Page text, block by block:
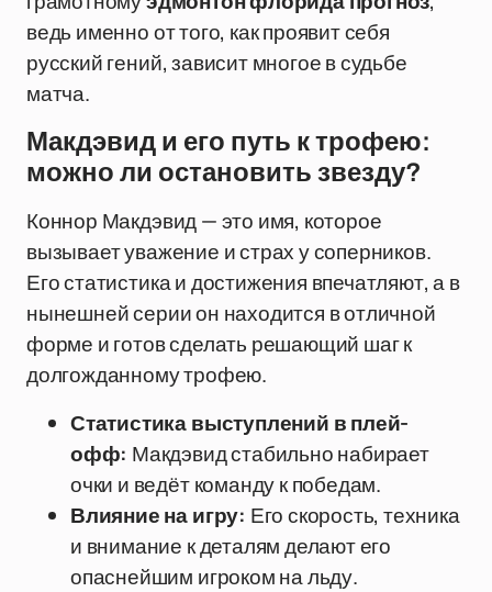
ведь именно от того, как проявит себя
русский гений, зависит многое в судьбе
матча.
Макдэвид и его путь к трофею:
можно ли остановить звезду?
Коннор Макдэвид — это имя, которое
вызывает уважение и страх у соперников.
Его статистика и достижения впечатляют, а в
нынешней серии он находится в отличной
форме и готов сделать решающий шаг к
долгожданному трофею.
Статистика выступлений в плей-
офф: Макдэвид стабильно набирает
очки и ведёт команду к победам.
Влияние на игру: Его скорость, техника
и внимание к деталям делают его
опаснейшим игроком на льду.